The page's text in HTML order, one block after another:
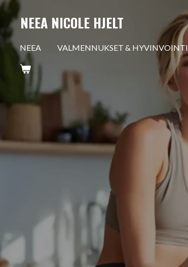
Siirry
pääsisältöön
NEEA NICOLE HJELT
NEEA VALMENNUKSET & HYVINVOINTI